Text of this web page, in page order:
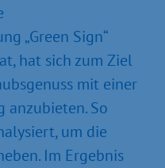
„Green Sign“
hat sich zum Ziel
mit einer
anzubieten. So
um die
Im Ergebnis